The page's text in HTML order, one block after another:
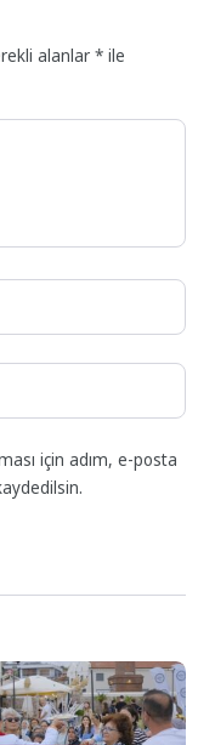
alanlar* ile
için adım, e-posta